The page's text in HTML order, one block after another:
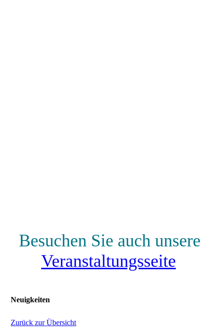
Besuchen Sie auch unsere
Veranstaltungsseite
Neuigkeiten
Zurück zur Übersicht